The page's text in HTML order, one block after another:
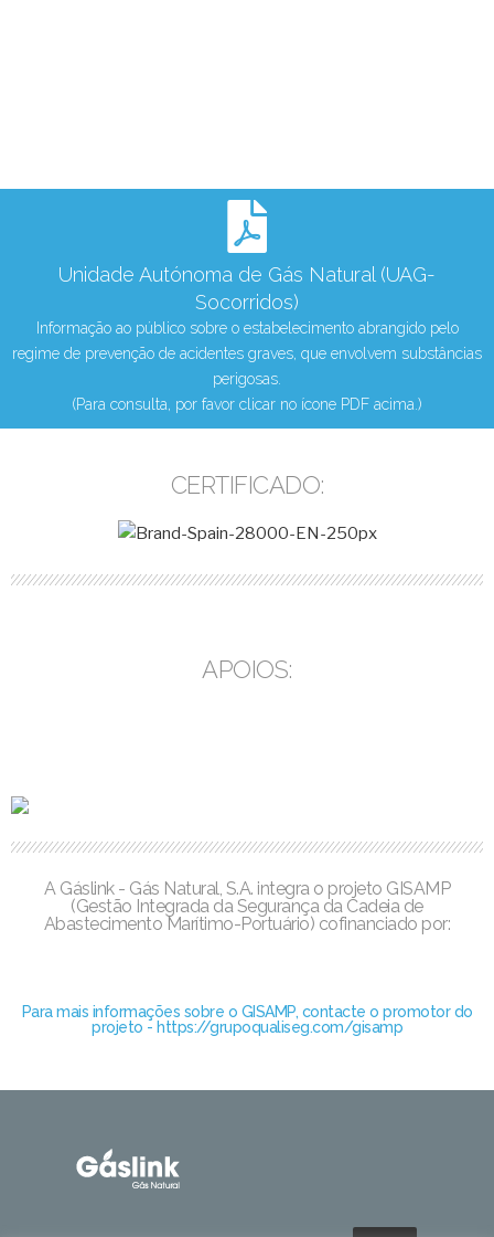
Unidade Autónoma de Gás Natural (UAG-
Socorridos)
Informação ao público sobre o estabelecimento abrangido pelo
regime de prevenção de acidentes graves, que envolvem substâncias
perigosas.
(Para consulta, por favor clicar no ícone PDF acima.)
CERTIFICADO:
APOIOS:
A Gáslink - Gás Natural, S.A. integra o projeto GISAMP
(Gestão Integrada da Segurança da Cadeia de
Abastecimento Marítimo-Portuário) cofinanciado por:
Para mais informações sobre o GISAMP, contacte o promotor do
projeto - https://grupoqualiseg.com/gisamp